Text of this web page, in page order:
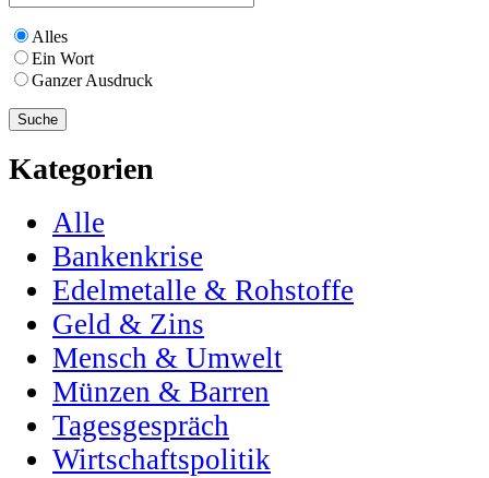
Alles
Ein Wort
Ganzer Ausdruck
Kategorien
Alle
Bankenkrise
Edelmetalle & Rohstoffe
Geld & Zins
Mensch & Umwelt
Münzen & Barren
Tagesgespräch
Wirtschaftspolitik